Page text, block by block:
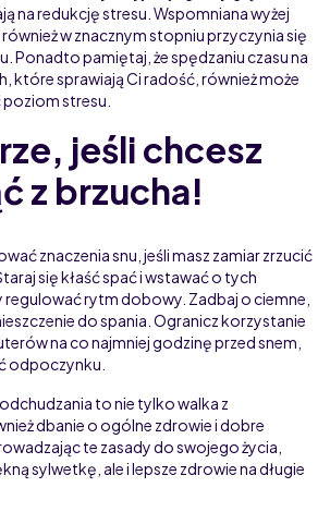
na redukcję stresu. Wspomniana wyżej
w znacznym stopniu przyczynia się
Ponadto pamiętaj, że spędzaniu czasu na
które sprawiają Ci radość, również może
stresu.
jeśli chcesz
z brzucha!
znaczenia snu, jeśli masz zamiar zrzucić
się kłaść spać i wstawać o tych
rytm dobowy. Zadbaj o ciemne,
do spania. Ogranicz korzystanie
na co najmniej godzinę przed snem,
odpoczynku.
to nie tylko walka z
dbanie o ogólne zdrowie i dobre
te zasady do swojego życia,
sylwetkę, ale i lepsze zdrowie na długie